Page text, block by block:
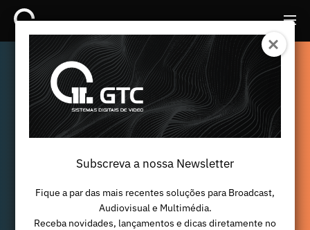
Back
Back
Subscreva a nossa Newsletter
Fique a par das mais recentes soluções para Broadcast,
Audiovisual e Multimédia.
Receba novidades, lançamentos e dicas diretamente no